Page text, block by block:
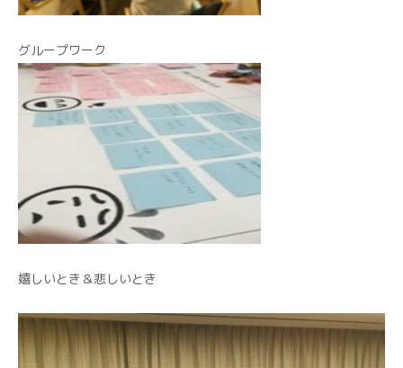
グループワーク
嬉しいとき＆悲しいとき